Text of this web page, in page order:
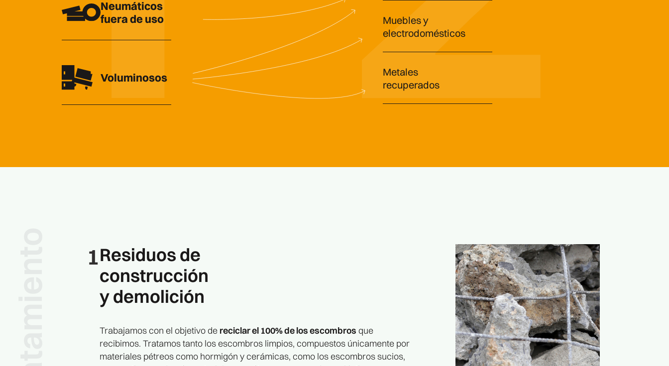
Neumáticos
fuera de uso
Voluminosos
Muebles y
electrodomésticos
Metales
recuperados
1Residuos de
construcción
y demolición
Trabajamos con el objetivo de reciclar el 100% de los escombros que
recibimos. Tratamos tanto los escombros limpios, compuestos únicamente por
materiales pétreos como hormigón y cerámicas, como los escombros sucios,